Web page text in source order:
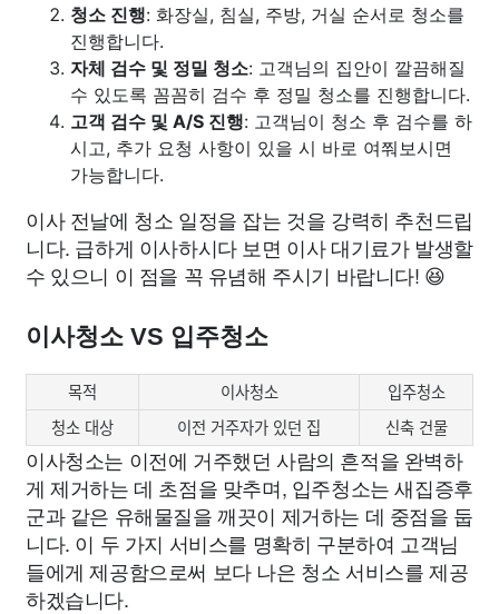
청소 진행: 화장실, 침실, 주방, 거실 순서로 청소를
진행합니다.
자체 검수 및 정밀 청소: 고객님의 집안이 깔끔해질
수 있도록 꼼꼼히 검수 후 정밀 청소를 진행합니다.
고객 검수 및 A/S 진행: 고객님이 청소 후 검수를 하
시고, 추가 요청 사항이 있을 시 바로 여쭤보시면
가능합니다.
이사 전날에 청소 일정을 잡는 것을 강력히 추천드립
니다. 급하게 이사하시다 보면 이사 대기료가 발생할
수 있으니 이 점을 꼭 유념해 주시기 바랍니다! 😆
이사청소 VS 입주청소
목적 이사청소
입주청소
청소 대상
이전 거주자가 있던 집 신축 건물
이사청소는 이전에 거주했던 사람의 흔적을 완벽하
게 제거하는 데 초점을 맞추며, 입주청소는 새집증후
군과 같은 유해물질을 깨끗이 제거하는 데 중점을 둡
니다. 이 두 가지 서비스를 명확히 구분하여 고객님
들에게 제공함으로써 보다 나은 청소 서비스를 제공
하겠습니다.